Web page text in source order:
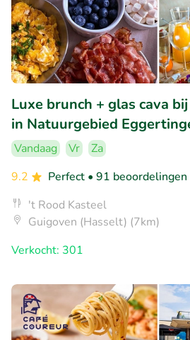
Luxe brunch + glas cava
in Natuurgebied
Vandaag Vr
Za
9.2
Perfect • 91 beoordelingen
't Rood Kasteel
Guigoven (Hasselt) (7km)
Verkocht: 301